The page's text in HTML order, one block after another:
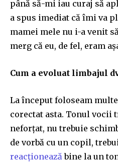
până să-mi iau curaj să
a spus imediat că îmi va
mamei mele nu i-a venit
merg că eu, de fel, eram
Cum a evoluat limbajul
La început foloseam
corectat asta. Tonul vocii
neforțat, nu trebuie
de vorbă cu un copil,
reacționează bine la un